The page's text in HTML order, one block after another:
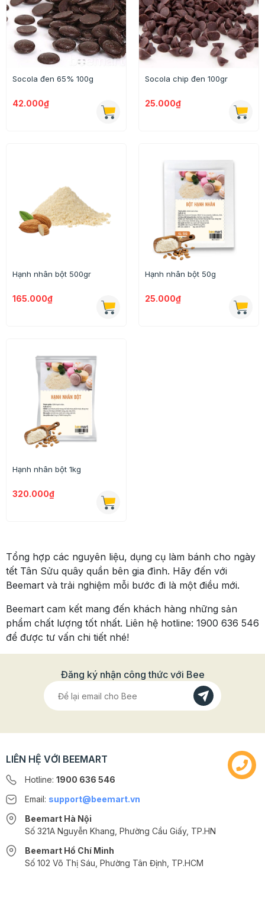
Socola đen 65% 100g
42.000₫
Socola chip đen 100gr
25.000₫
Hạnh nhân bột 500gr
165.000₫
Hạnh nhân bột 50g
25.000₫
Hạnh nhân bột 1kg
320.000₫
Tổng hợp các nguyên liệu, dụng cụ làm bánh cho ngày
tết Tân Sửu quây quần bên gia đình. Hãy đến với
Beemart và trải nghiệm mỗi bước đi là một điều mới.
Beemart cam kết mang đến khách hàng những sản
phẩm chất lượng tốt nhất. Liên hệ hotline: 1900 636 546
để được tư vấn chi tiết nhé!
Đăng ký nhận công thức với Bee
LIÊN HỆ VỚI BEEMART
Hotline: 1900 636 546
Email: support@beemart.vn
Beemart Hà Nội
Số 321A Nguyễn Khang, Phường Cầu Giấy, TP.HN
Beemart Hồ Chí Minh
Số 102 Võ Thị Sáu, Phường Tân Định, TP.HCM